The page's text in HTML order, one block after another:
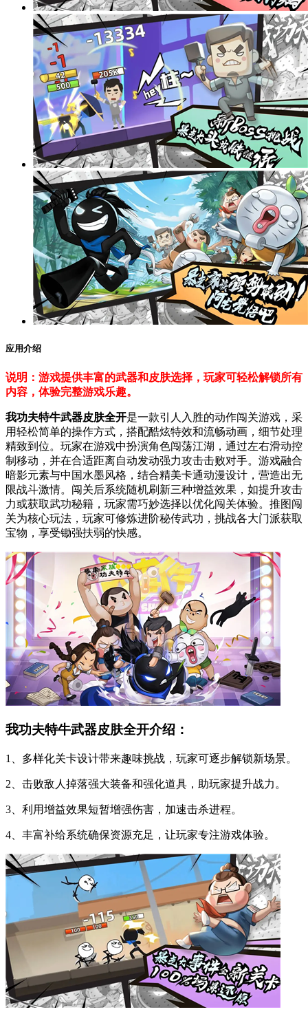
应用介绍
说明：游戏提供丰富的武器和皮肤选择，玩家可轻松解锁所有
内容，体验完整游戏乐趣。
我功夫特牛武器皮肤全开是一款引人入胜的动作闯关游戏，采
用轻松简单的操作方式，搭配酷炫特效和流畅动画，细节处理
精致到位。玩家在游戏中扮演角色闯荡江湖，通过左右滑动控
制移动，并在合适距离自动发动强力攻击击败对手。游戏融合
暗影元素与中国水墨风格，结合精美卡通动漫设计，营造出无
限战斗激情。闯关后系统随机刷新三种增益效果，如提升攻击
力或获取武功秘籍，玩家需巧妙选择以优化闯关体验。推图闯
关为核心玩法，玩家可修炼进阶秘传武功，挑战各大门派获取
宝物，享受锄强扶弱的快感。
我功夫特牛武器皮肤全开介绍：
1、多样化关卡设计带来趣味挑战，玩家可逐步解锁新场景。
2、击败敌人掉落强大装备和强化道具，助玩家提升战力。
3、利用增益效果短暂增强伤害，加速击杀进程。
4、丰富补给系统确保资源充足，让玩家专注游戏体验。